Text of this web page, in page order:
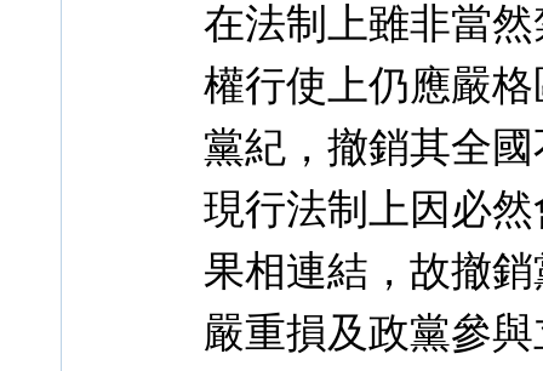
在法制上雖非當
權行使上仍應嚴
黨紀，撤銷其全
現行法制上因必
果相連結，故撤
嚴重損及政黨參